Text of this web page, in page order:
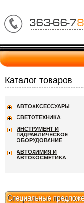
Каталог товаров
АВТОАКСЕССУАРЫ
СВЕТОТЕХНИКА
ИНСТРУМЕНТ И
ГИДРАВЛИЧЕСКОЕ
ОБОРУДОВАНИЕ
АВТОХИМИЯ И
АВТОКОСМЕТИКА